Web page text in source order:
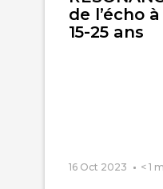
de l’écho
15-25 ans
16 Oct 2023 < 1